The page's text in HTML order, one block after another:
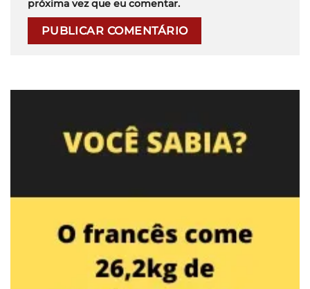
próxima vez que eu comentar.